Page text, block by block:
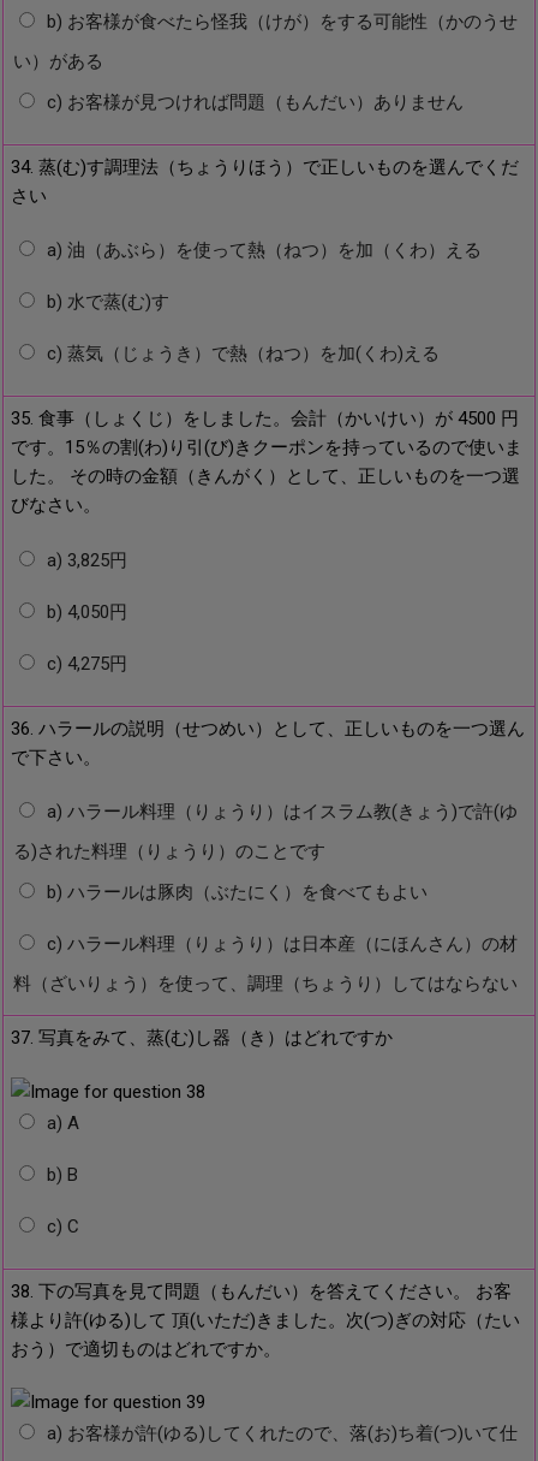
b) お客様が食べたら怪我（けが）をする可能性（かのうせ
い）がある
c) お客様が見つければ問題（もんだい）ありません
34. 蒸(む)す調理法（ちょうりほう）で正しいものを選んでくだ
さい
a) 油（あぶら）を使って熱（ねつ）を加（くわ）える
b) 水で蒸(む)す
c) 蒸気（じょうき）で熱（ねつ）を加(くわ)える
35. 食事（しょくじ）をしました。会計（かいけい）が 4500 円
です。15％の割(わ)り引(び)きクーポンを持っているので使いま
した。 その時の金額（きんがく）として、正しいものを一つ選
びなさい。
a) 3,825円
b) 4,050円
c) 4,275円
36. ハラールの説明（せつめい）として、正しいものを一つ選ん
で下さい。
a) ハラール料理（りょうり）はイスラム教(きょう)で許(ゆ
る)された料理（りょうり）のことです
b) ハラールは豚肉（ぶたにく）を食べてもよい
c) ハラール料理（りょうり）は日本産（にほんさん）の材
料（ざいりょう）を使って、調理（ちょうり）してはならない
37. 写真をみて、蒸(む)し器（き）はどれですか
a) A
b) B
c) C
38. 下の写真を見て問題（もんだい）を答えてください。 お客
様より許(ゆる)して 頂(いただ)きました。次(つ)ぎの対応（たい
おう）で適切ものはどれですか。
a) お客様が許(ゆる)してくれたので、落(お)ち着(つ)いて仕